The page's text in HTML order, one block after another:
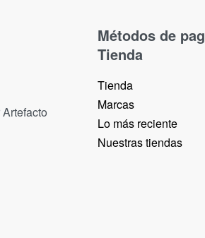
Métodos de
Tienda
Tienda
Marcas
Lo más reciente​
Nuestras tiendas​